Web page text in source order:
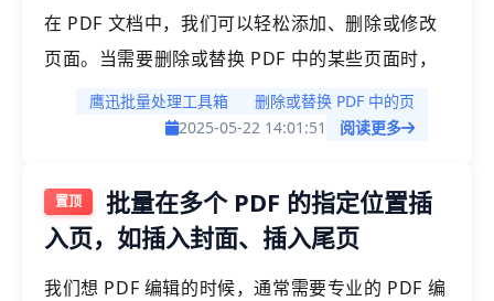
在 PDF 文档中，我们可以轻松添加、删除或修改
页面。当需要删除或替换 PDF 中的某些页面时，
通常会使用一些简单的方法来完成。今天，我们将
为大家介绍一种高效的方式，帮助你批量删除或替
率。
鹰迅批量处理工具箱
删除或替换 PDF 中的页
2025-05-22 14:01:51
阅读更多
批量在多个 PDF 的指定位置插
入页，如插入封面、插入尾页
我们想 PDF 编辑的时候，通常需要专业的 PDF 编